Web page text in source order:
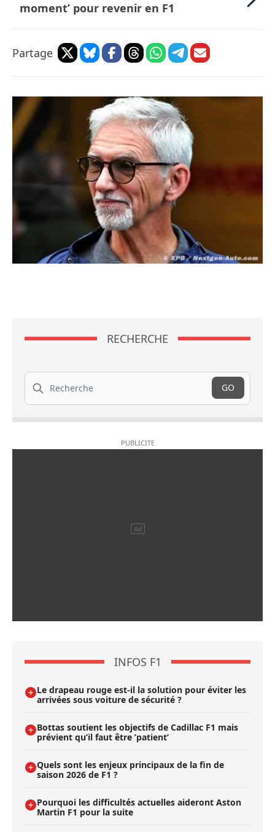
moment’ pour revenir en F1
Partage
RECHERCHE
Recherche
GO
INFOS F1
Le drapeau rouge est-il la solution pour éviter les
arrivées sous voiture de sécurité ?
Bottas soutient les objectifs de Cadillac F1 mais
prévient qu’il faut être ’patient’
Quels sont les enjeux principaux de la fin de
saison 2026 de F1 ?
Pourquoi les difficultés actuelles aideront Aston
Martin F1 pour la suite